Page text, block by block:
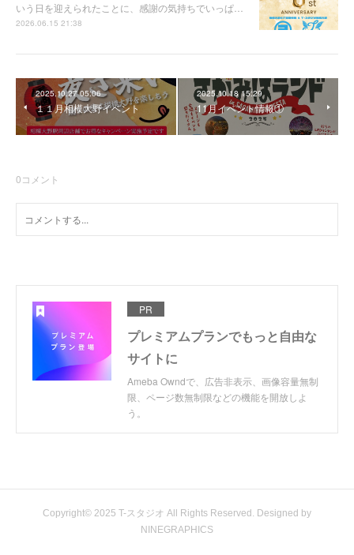
いう日を迎えられたことに、感謝の気持ちでいっぱ…
2026.06.15 21:38
2025.10.27 05:06
１１月相模大野イベント
2025.10.18 15:29
11月イベント情報①
0コメント
PR
プレミアムプランでもっと自由な
サイトに
Ameba Owndで、広告非表示、画像容量無制
限、ページ数無制限などの機能を開放しよ
う。
Copyright© 2025 T-スタジオ All Rights Reserved. Designed by
NINEGRAPHICS